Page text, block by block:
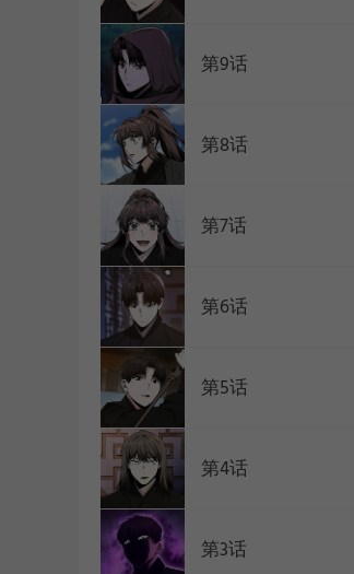
第9话
第8话
第7话
第6话
第5话
第4话
第3话